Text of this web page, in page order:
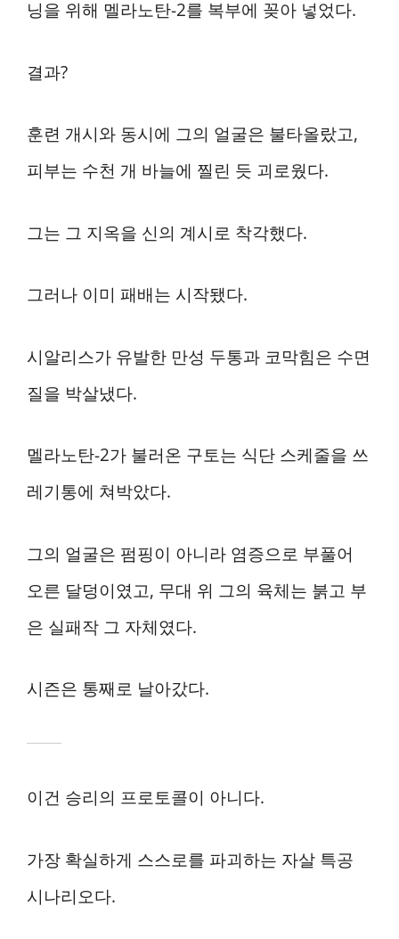
닝을 위해 멜라노탄-2를 복부에 꽂아 넣었다.
결과?
훈련 개시와 동시에 그의 얼굴은 불타올랐고,
피부는 수천 개 바늘에 찔린 듯 괴로웠다.
그는 그 지옥을 신의 계시로 착각했다.
그러나 이미 패배는 시작됐다.
시알리스가 유발한 만성 두통과 코막힘은 수면
질을 박살냈다.
멜라노탄-2가 불러온 구토는 식단 스케줄을 쓰
레기통에 쳐박았다.
그의 얼굴은 펌핑이 아니라 염증으로 부풀어
오른 달덩이였고, 무대 위 그의 육체는 붉고 부
은 실패작 그 자체였다.
시즌은 통째로 날아갔다.
이건 승리의 프로토콜이 아니다.
가장 확실하게 스스로를 파괴하는 자살 특공
시나리오다.